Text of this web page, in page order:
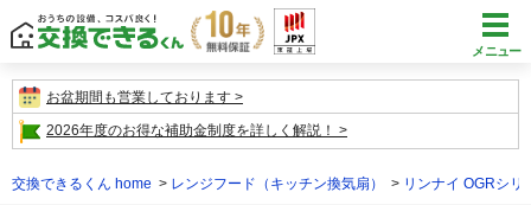
メニュー
お盆期間も営業しております
2026年度のお得な補助金制度を詳しく解説！
交換できるくん home レンジフード（キッチン換気扇） リンナイ OGRシリ